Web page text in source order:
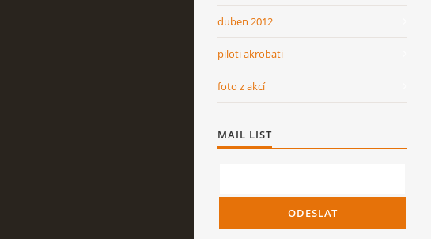
duben 2012
piloti akrobati
foto z akcí
MAIL LIST